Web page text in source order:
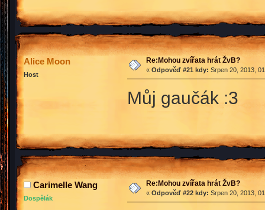
Alice Moon
Host
Re:Mohou zvířata hrát ŽvB?
« Odpověď #21 kdy: Srpen 20, 2013,
Můj gaučák :3
Carimelle Wang
Dospělák
Re:Mohou zvířata hrát ŽvB?
« Odpověď #22 kdy: Srpen 20, 2013,